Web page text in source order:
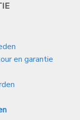
en garantie